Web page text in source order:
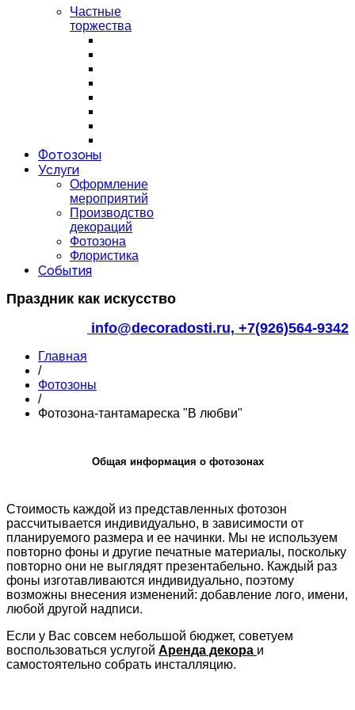
Частные
торжества
Фотозоны
Услуги
Оформление
мероприятий
Производство
декораций
Фотозона
Флористика
События
Праздник как искусство
info@decoradosti.ru, +7(926)564-9342
Главная
/
Фотозоны
/
Фотозона-тантамареска "В любви"
Общая информация о фотозонах
Стоимость каждой из представленных фотозон
рассчитывается индивидуально, в зависимости от
планируемого размера и ее начинки. Мы не используем
повторно фоны и другие печатные материалы, поскольку
повторно они не выглядят презентабельно. Каждый раз
фоны изготавливаются индивидуально, поэтому
возможны внесения изменений: добавление лого, имени,
любой другой надписи.
Если у Вас совсем небольшой бюджет, советуем
воспользоваться услугой Аренда декора и
самостоятельно собрать инсталляцию.